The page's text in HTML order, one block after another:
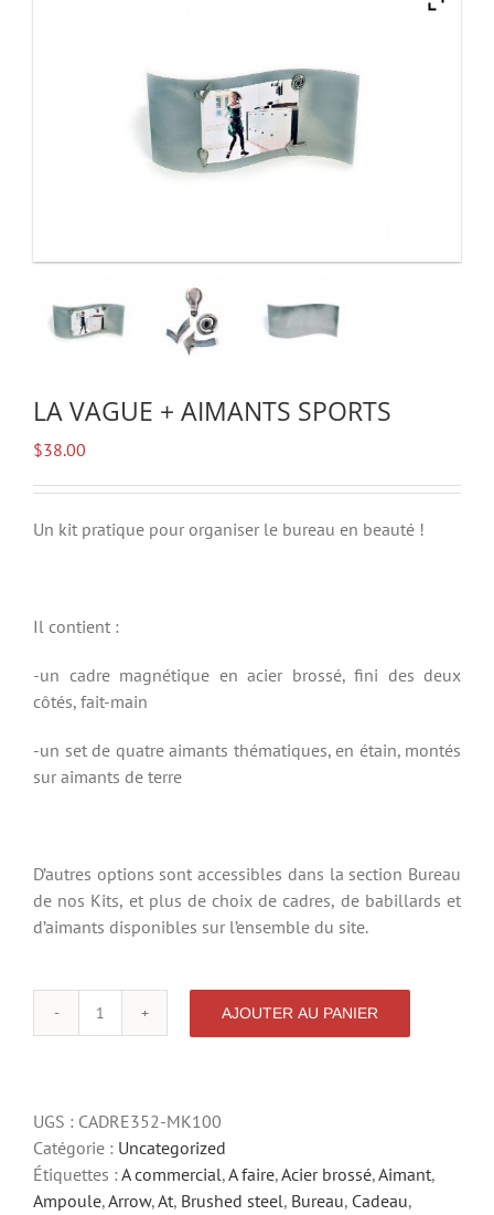
LA VAGUE + AIMANTS SPORTS
$38.00
Un kit pratique pour organiser le bureau en beauté !
Il contient :
-un cadre magnétique en acier brossé, fini des deux
côtés, fait-main
-un set de quatre aimants thématiques, en étain, montés
sur aimants de terre
D’autres options sont accessibles dans la section Bureau
de nos Kits, et plus de choix de cadres, de babillards et
d’aimants disponibles sur l’ensemble du site.
quantité
+
AIMANTS
SPORTS
AJOUTER AU PANIER
UGS : CADRE352-MK100
Catégorie : Uncategorized
Étiquettes : A commercial,A faire,Acier brossé,Aimant,
Ampoule,Arrow,At, Brushed steel, Bureau, Cadeau,